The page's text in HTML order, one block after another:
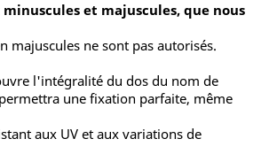
et majuscules, que nous
majuscules ne sont pas autorisés.
l'intégralité du dos du nom de
une fixation parfaite, même
aux UV et aux variations de